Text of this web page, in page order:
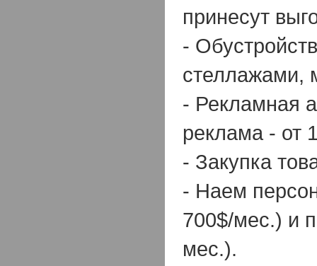
принесут
-
стеллажами,
- Рекламная
реклама - от
- Закупка
- Наем
700$/мес.) и
мес.).